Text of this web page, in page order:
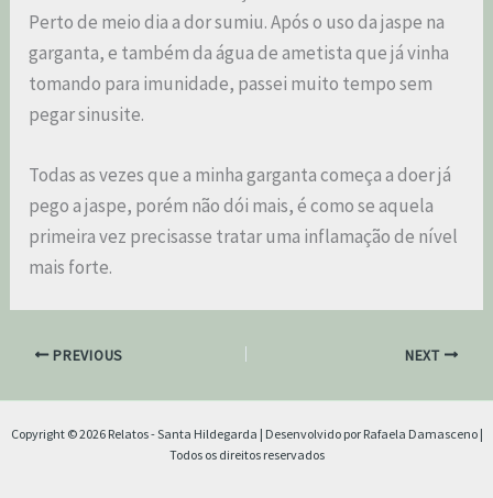
Perto de meio dia a dor sumiu. Após o uso da jaspe na
garganta, e também da água de ametista que já vinha
tomando para imunidade, passei muito tempo sem
pegar sinusite.
Todas as vezes que a minha garganta começa a doer já
pego a jaspe, porém não dói mais, é como se aquela
primeira vez precisasse tratar uma inflamação de nível
mais forte.
PREVIOUS NEXT
Copyright © 2026 Relatos - Santa Hildegarda | Desenvolvido por Rafaela Damasceno |
Todos os direitos reservados